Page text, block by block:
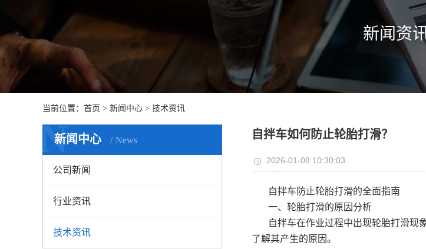
新闻资
当前位置： 首页 > 新闻中心 > 技术资讯
新闻中心 News
N
公司新闻
行业资讯
技术资讯
自拌车如何防止轮胎打滑？
2026-01-08 10:30:03
自拌车防止轮胎打滑的全面指南
一、轮胎打滑的原因分析
自拌车在作业过程中出现轮胎打滑现
了解其产生的原因。